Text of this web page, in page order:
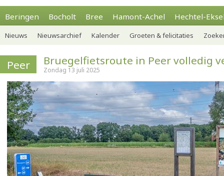
Beringen Bocholt Bree Hamont-Achel Hechtel-
Nieuws Nieuwsarchief Kalender Groeten & felicitaties
Peer Bruegelfietsroute in Peer volledig
Zondag 13 juli 2025